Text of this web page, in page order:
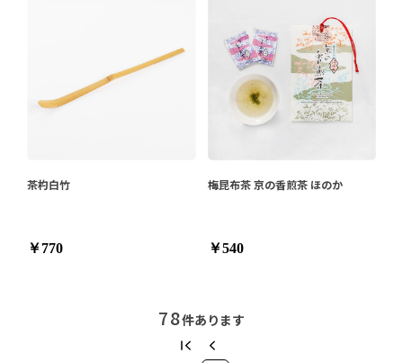
茶杓白竹
￥770
梅昆布茶 京の香煎茶 ほのか
￥540
78件あります